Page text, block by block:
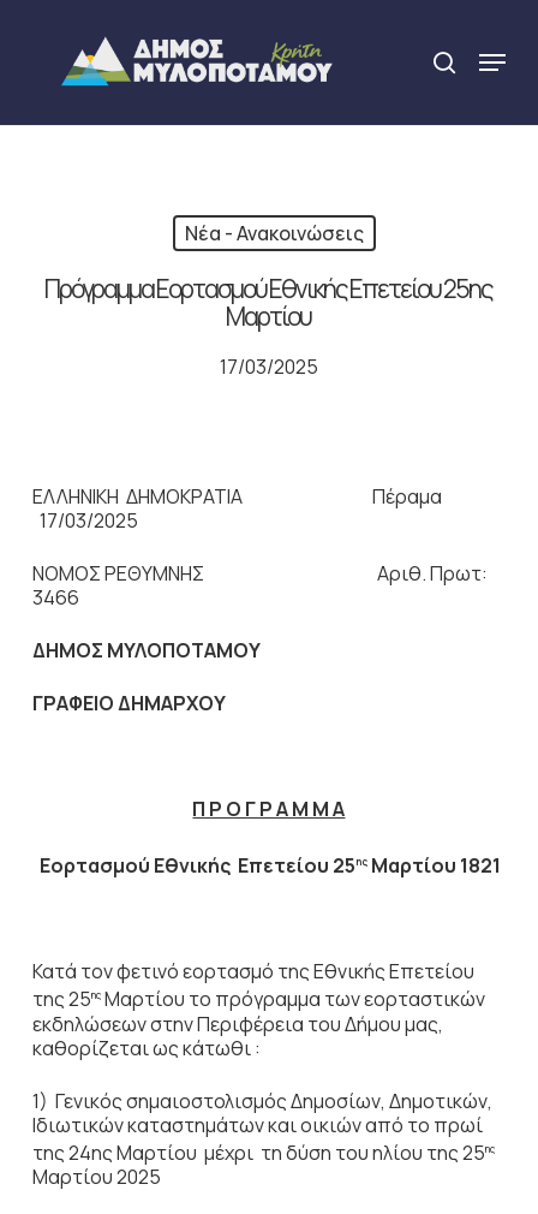
content
search
Menu
Νέα - Ανακοινώσεις
Πρόγραμμα Εορτασμού Εθνικής Επετείου 25ης
Μαρτίου
17/03/2025
ΕΛΛΗΝΙΚΗ ΔΗΜΟΚΡΑΤΙΑ Πέραμα
17/03/2025
ΝΟΜΟΣ ΡΕΘΥΜΝΗΣ Αριθ. Πρωτ:
3466
ΔΗΜΟΣ ΜΥΛΟΠΟΤΑΜΟΥ
ΓΡΑΦΕΙΟ ΔΗΜΑΡΧΟΥ
Π Ρ Ο Γ Ρ Α Μ Μ Α
Εορτασμού Εθνικής Επετείου 25ης Μαρτίου 1821
Κατά τον φετινό εορτασμό της Εθνικής Επετείου
της 25ηςΜαρτίου το πρόγραμμα των εορταστικών
εκδηλώσεων στην Περιφέρεια του Δήμου μας,
καθορίζεται ως κάτωθι :
1) Γενικός σημαιοστολισμός Δημοσίων, Δημοτικών,
Ιδιωτικών καταστημάτων και οικιών από το πρωί
της 24ης Μαρτίου μέχρι τη δύση του ηλίου της 25ης
Μαρτίου2025
Close